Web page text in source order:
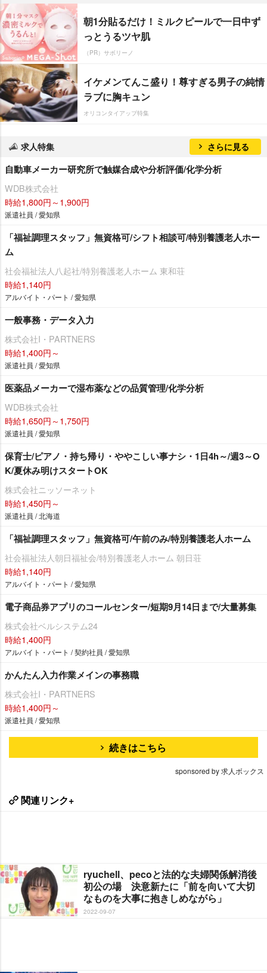
朝1分貼るだけ！ミルクピールで一日中ず
っとうるツヤ肌
（PR）サボリーノ
イケメンてんこ盛り！尊すぎる男子の純情
ラブに胸キュン
オリコンタイアップ特集
求人特集 さらに見る
自動車メーカー研究所で触媒合成や分析評価/化学分析
WDB株式会社
時給1,800円～1,900円
派遣社員 / 愛知県
「福祉調理スタッフ」無資格可/シフト相談可/特別養護老人ホー
ム
社会福祉法人八起社/特別養護老人ホーム 東和荘
時給1,140円
アルバイト・パート / 愛知県
一般事務・データ入力
株式会社I・PARTNERS
時給1,400円～
派遣社員 / 愛知県
医薬品メーカーで湿布薬などの品質管理/化学分析
WDB株式会社
時給1,650円～1,750円
派遣社員 / 愛知県
保育士/ピアノ・持ち帰り・ややこしい事ナシ・1日4h～/週3～O
K/夏休み明けスタートOK
株式会社ニッソーネット
時給1,450円～
派遣社員 / 北海道
「福祉調理スタッフ」無資格可/午前のみ/特別養護老人ホーム
社会福祉法人朝日福祉会/特別養護老人ホーム 朝日荘
時給1,140円
アルバイト・パート / 愛知県
電子商品券アプリのコールセンター/短期9月14日まで/大量募集
株式会社ベルシステム24
時給1,400円
アルバイト・パート / 契約社員 / 愛知県
かんたん入力作業メインの事務職
株式会社I・PARTNERS
時給1,400円～
派遣社員 / 愛知県
続きはこちら
sponsored by 求人ボックス
関連リンク+
ryuchell、pecoと法的な夫婦関係解消後
初公の場 決意新たに「前を向いて大切
なものを大事に抱きしめながら」
2022-09-07